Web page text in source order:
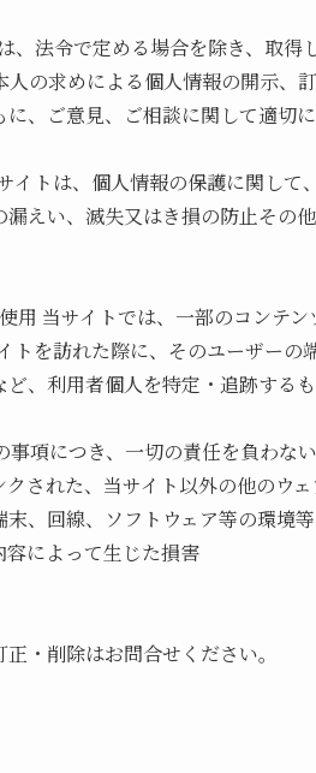
、法令で定める場合を除き、取
人の求めによる個人情報の開示、
、ご意見、ご相談に関して適切に
イトは、個人情報の保護に関して
えい、滅失又はき損の防止その
用 当サイトでは、一部のコンテ
トを訪れた際に、そのユーザー
、利用者個人を特定・追跡する
項につき、一切の責任を負わない
クされた、当サイト以外の他のウ
末、回線、ソフトウェア等の環境
容によって生じた損害
・削除はお問合せください。